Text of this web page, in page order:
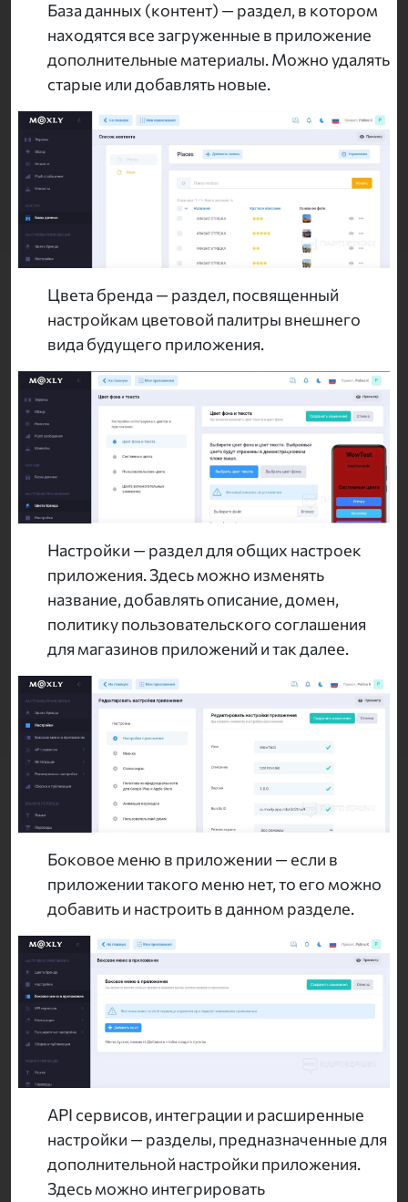
База данных (контент) — раздел, в котором
находятся все загруженные в приложение
дополнительные материалы. Можно удалять
старые или добавлять новые.
Цвета бренда — раздел, посвященный
настройкам цветовой палитры внешнего
вида будущего приложения.
Настройки — раздел для общих настроек
приложения. Здесь можно изменять
название, добавлять описание, домен,
политику пользовательского соглашения
для магазинов приложений и так далее.
Боковое меню в приложении — если в
приложении такого меню нет, то его можно
добавить и настроить в данном разделе.
API сервисов, интеграции и расширенные
настройки — разделы, предназначенные для
дополнительной настройки приложения.
Здесь можно интегрировать